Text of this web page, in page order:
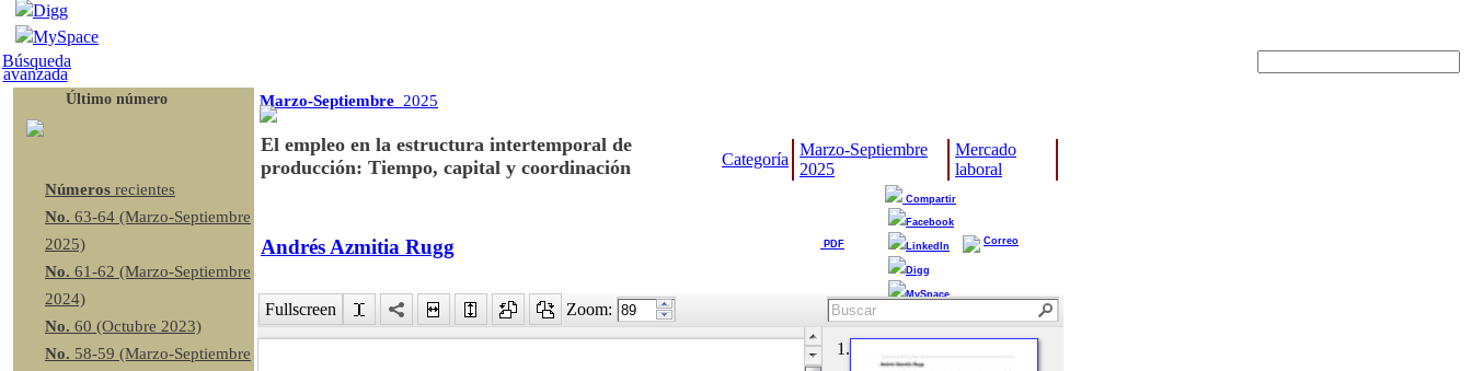
Digg
MySpace
Búsqueda
avanzada
Último número
Números recientes
No. 63-64 (Marzo-Septiembre
2025)
No. 61-62 (Marzo-Septiembre
2024)
No. 60 (Octubre 2023)
No. 58-59 (Marzo-Septiembre
Marzo-Septiembre 2025
El empleo en la estructura intertemporal de
producción: Tiempo, capital y coordinación
Categoría
Marzo-Septiembre
2025
Mercado
laboral
Andrés Azmitia Rugg PDF
Compartir
Facebook
LinkedIn
Digg
MySpace
Correo
Fullscreen Zoom:
1.